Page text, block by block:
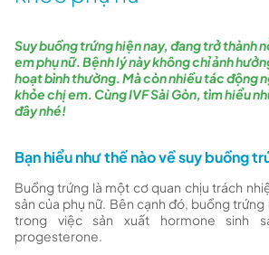
Suy buồng trứng hiện nay, đang trở thành
em phụ nữ. Bệnh lý này không chỉ ảnh
hoạt bình thường. Mà còn nhiều tác động
khỏe chị em. Cùng IVF Sài Gòn, tìm hiểu
đây nhé!
Bạn hiểu như thế nào về suy buồng
Buồng trứng là một cơ quan chịu trách
sản của phụ nữ. Bên cạnh đó, buồng
trong việc sản xuất hormone sinh
progesterone.